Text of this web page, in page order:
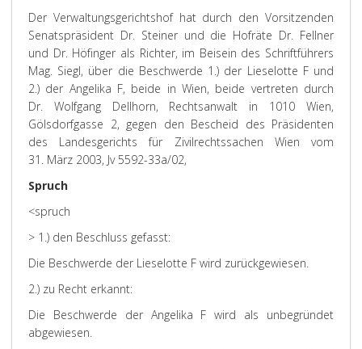
Der Verwaltungsgerichtshof hat durch den Vorsitzenden
Senatspräsident Dr. Steiner und die Hofräte Dr. Fellner
und Dr. Höfinger als Richter, im Beisein des Schriftführers
Mag. Siegl, über die Beschwerde 1.) der Lieselotte F und
2.) der Angelika F, beide in Wien, beide vertreten durch
Dr. Wolfgang Dellhorn, Rechtsanwalt in 1010 Wien,
Gölsdorfgasse 2, gegen den Bescheid des Präsidenten
des Landesgerichts für Zivilrechtssachen Wien vom
31. März 2003, Jv 5592-33a/02,
Spruch
<spruch
> 1.) den Beschluss gefasst:
Die Beschwerde der Lieselotte F wird zurückgewiesen.
2.) zu Recht erkannt:
Die Beschwerde der Angelika F wird als unbegründet
abgewiesen.